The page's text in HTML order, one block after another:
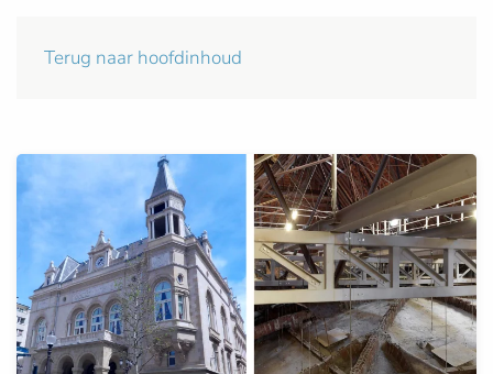
Terug naar hoofdinhoud